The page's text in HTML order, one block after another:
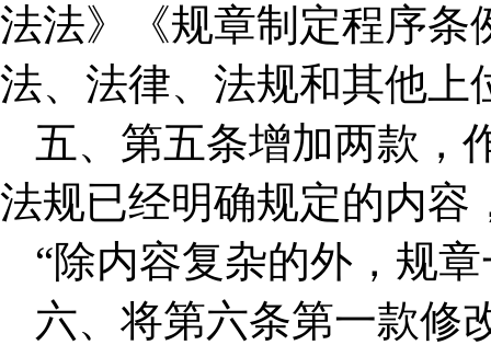
法法》《规章制定程序条
法、法律、法规和其他上
五、第五条增加两款，
法规已经明确规定的内容
“除内容复杂的外，规
六、将第六条第一款修